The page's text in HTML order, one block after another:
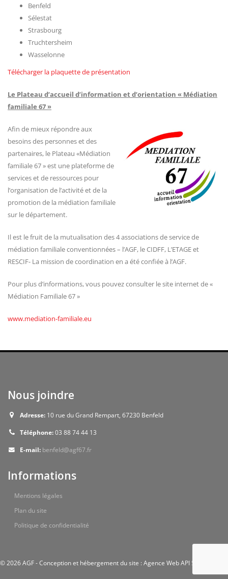
Benfeld
Sélestat
Strasbourg
Truchtersheim
Wasselonne
Télécharger la plaquette de présentation
Le Plateau d’accueil d’information et d’orientation « Médiation
familiale 67 »
Afin de mieux répondre aux
besoins des personnes et des
partenaires, le Plateau «Médiation
familiale 67 » est une plateforme de
services et de ressources pour
l’organisation de l’activité et de la
promotion de la médiation familiale
sur le département.
Il est le fruit de la mutualisation des 4 associations de service de
médiation familiale conventionnées – l’AGF, le CIDFF, L’ETAGE et
RESCIF- La mission de coordination en a été confiée à l’AGF.
Pour plus d’informations, vous pouvez consulter le site internet de «
Médiation Familiale 67 »
www.mediation-familiale.eu
Nous joindre
Adresse: 10 rue du Grand Rempart, 67230 Benfeld
Téléphone:03 88 74 44 13
E-mail: benfeld@agf67.fr
Informations
Mentions légales
Plan du site
Politique de confidentialité
© 2026 AGF - Conception et hébergement du site : Agence Web API Studio